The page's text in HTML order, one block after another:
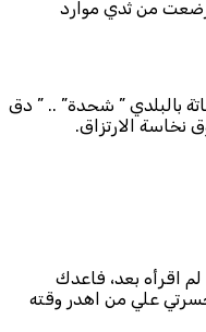
رضعت من ثدي موارد
بالبلدي ” شحدة” .. ” دق
نخاسة الارتزاق.
اقرأه بعد، فاعدك
علي من اهدر وقته